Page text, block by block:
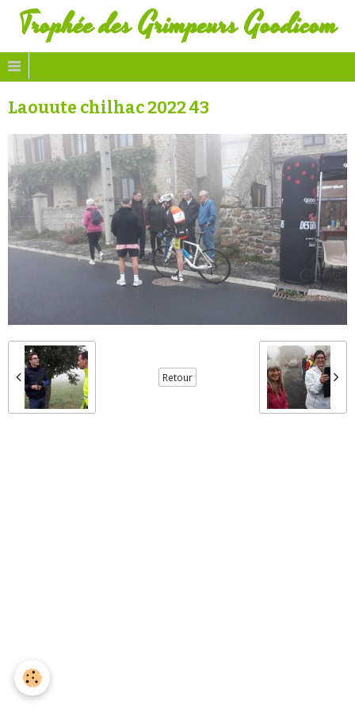
Trophée des Grimpeurs Goodicom
Laouute chilhac 2022 43
Retour